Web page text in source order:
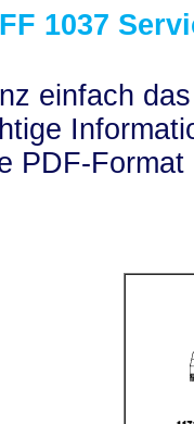
1037
einfach
PDF-